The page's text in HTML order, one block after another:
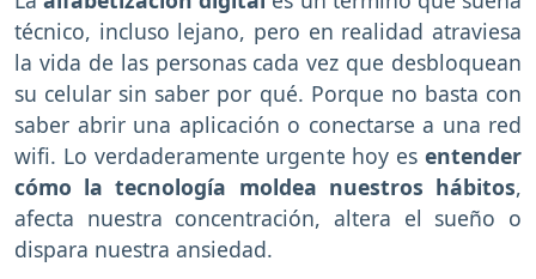
técnico, incluso lejano, pero en realidad atraviesa
la vida de las personas cada vez que desbloquean
su celular sin saber por qué. Porque no basta con
saber abrir una aplicación o conectarse a una red
wifi. Lo verdaderamente urgente hoy es entender
cómo la tecnología moldea nuestros hábitos,
afecta nuestra concentración, altera el sueño o
dispara nuestra ansiedad.